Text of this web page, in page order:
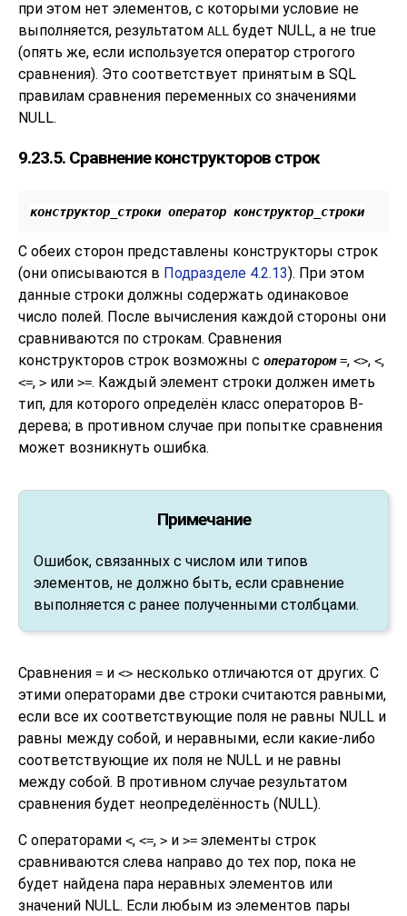
при этом нет элементов, с которыми условие не
выполняется, результатом ALL будет NULL, а не true
(опять же, если используется оператор строгого
сравнения). Это соответствует принятым в SQL
правилам сравнения переменных со значениями
NULL.
9.23.5. Сравнение конструкторов строк
конструктор_строки оператор конструктор_строки
С обеих сторон представлены конструкторы строк
(они описываются в Подразделе 4.2.13). При этом
данные строки должны содержать одинаковое
число полей. После вычисления каждой стороны они
сравниваются по строкам. Сравнения
конструкторов строк возможны с оператором =, <>, <,
<=, > или >=. Каждый элемент строки должен иметь
тип, для которого определён класс операторов B-
дерева; в противном случае при попытке сравнения
может возникнуть ошибка.
Примечание
Ошибок, связанных с числом или типов
элементов, не должно быть, если сравнение
выполняется с ранее полученными столбцами.
Сравнения = и <> несколько отличаются от других. С
этими операторами две строки считаются равными,
если все их соответствующие поля не равны NULL и
равны между собой, и неравными, если какие-либо
соответствующие их поля не NULL и не равны
между собой. В противном случае результатом
сравнения будет неопределённость (NULL).
С операторами <, <=, > и >= элементы строк
сравниваются слева направо до тех пор, пока не
будет найдена пара неравных элементов или
значений NULL. Если любым из элементов пары